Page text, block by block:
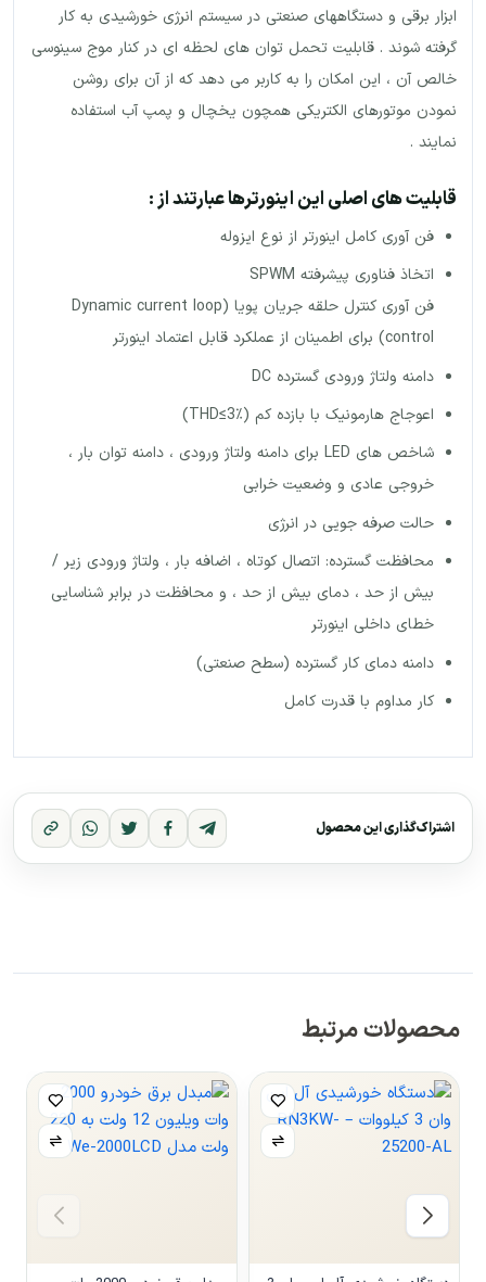
ابزار برقی و دستگاههای صنعتی در سیستم انرژی خورشیدی به کار
گرفته شوند . قابلیت تحمل توان های لحظه ای در کنار موج سینوسی
خالص آن ، این امکان را به کاربر می دهد که از آن برای روشن
نمودن موتورهای الکتریکی همچون یخچال و پمپ آب استفاده
نمایند .
قابلیت های اصلی این اینورترها عبارتند از :
فن آوری کامل اینورتر از نوع ایزوله
اتخاذ فناوری پیشرفته SPWM
فن آوری کنترل حلقه جریان پویا (Dynamic current loop
control) برای اطمینان از عملکرد قابل اعتماد اینورتر
دامنه ولتاژ ورودی گسترده DC
اعوجاج هارمونیک با بازده کم (THD≤3٪)
شاخص های LED برای دامنه ولتاژ ورودی ، دامنه توان بار ،
خروجی عادی و وضعیت خرابی
حالت صرفه جویی در انرژی
محافظت گسترده: اتصال کوتاه ، اضافه بار ، ولتاژ ورودی زیر /
بیش از حد ، دمای بیش از حد ، و محافظت در برابر شناسایی
خطای داخلی اینورتر
دامنه دمای کار گسترده (سطح صنعتی)
کار مداوم با قدرت کامل
اشتراک‌گذاری این محصول
محصولات مرتبط